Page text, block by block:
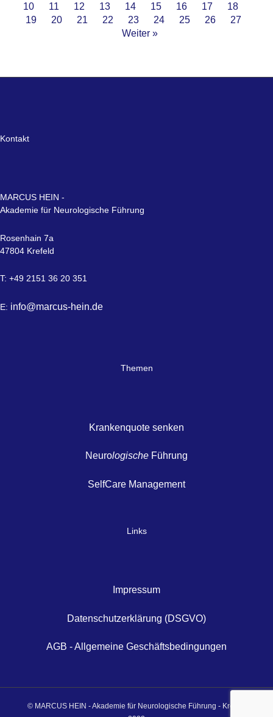
10
11 12 13 14 15 16 17
18
19
20 21 22 23 24 25 26
27
Weiter »
Kontakt
MARCUS HEIN -
Akademie für Neurologische Führung
Rosenhain 7a
47804 Krefeld
T: +49 2151 36 20 351
E: info@marcus-hein.de
Themen
Krankenquote senken
Neurologische Führung
SelfCare Management
Links
Impressum
Datenschutzerklärung (DSGVO)
AGB - Allgemeine Geschäftsbedingungen
© MARCUS HEIN - Akademie für Neurologische Führung - Krefeld